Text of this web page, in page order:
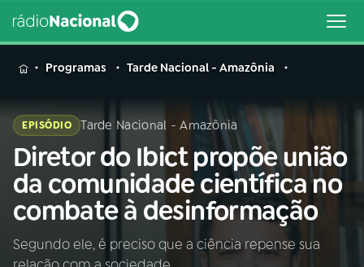
MENU
Buscar
na
Rádio
Nacional
Buscar
AO VIVO
Programas Tarde Nacional - Amazônia
EPISÓDIO Tarde Nacional - Amazônia
Diretor do Ibict propõe união
da comunidade científica no
combate à desinformação
Segundo ele, é preciso que a ciência repense sua